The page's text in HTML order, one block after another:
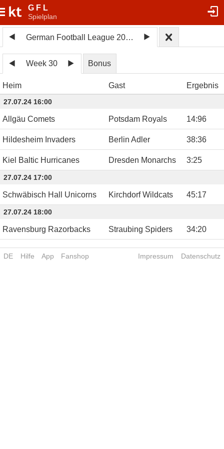
G F L
Spielplan
German Football League 2024
Week 30 Bonus
Heim Gast Ergebnis
27.07.24 16:00
Allgäu Comets Potsdam Royals 14:96
Hildesheim Invaders Berlin Adler 38:36
Kiel Baltic Hurricanes Dresden Monarchs 3:25
27.07.24 17:00
Schwäbisch Hall Unicorns Kirchdorf Wildcats 45:17
27.07.24 18:00
Ravensburg Razorbacks Straubing Spiders 34:20
DE Hilfe App Fanshop Impressum Datenschutz